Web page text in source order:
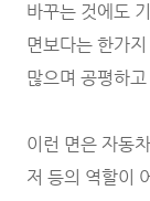
바꾸는 것에도
면보다는 한가
많으며 공평하
이런 면은 자동
저 등의 역할이